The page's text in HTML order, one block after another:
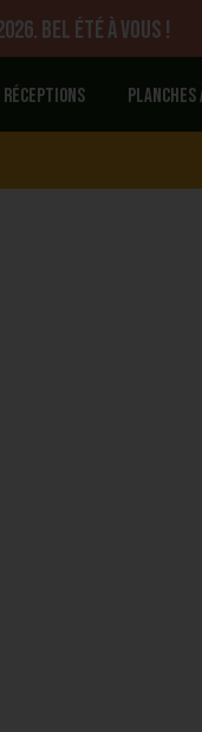
Bel été à vous !
réceptions Planches